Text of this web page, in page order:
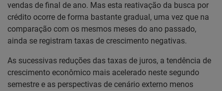
vendas de final de ano. Mas esta reativação da busca por
crédito ocorre de forma bastante gradual, uma vez que na
comparação com os mesmos meses do ano passado,
ainda se registram taxas de crescimento negativas.
As sucessivas reduções das taxas de juros, a tendência de
crescimento econômico mais acelerado neste segundo
semestre e as perspectivas de cenário externo menos